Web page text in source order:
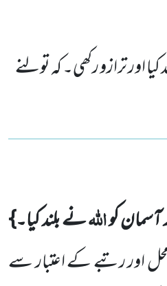
اور ترازو رکھی۔ کہ تولنے
آسمان کواللہنے بلند کیا۔}
اور رتبے کے اعتبار سے